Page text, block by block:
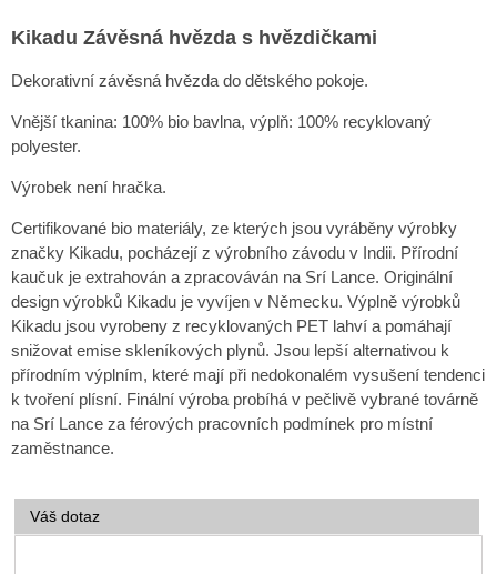
Kikadu Závěsná hvězda s hvězdičkami
Dekorativní závěsná hvězda do dětského pokoje.
Vnější tkanina: 100% bio bavlna, výplň: 100% recyklovaný
polyester.
Výrobek není hračka.
Certifikované bio materiály, ze kterých jsou vyráběny výrobky
značky Kikadu, pocházejí z výrobního závodu v Indii. Přírodní
kaučuk je extrahován a zpracováván na Srí Lance. Originální
design výrobků Kikadu je vyvíjen v Německu. Výplně výrobků
Kikadu jsou vyrobeny z recyklovaných PET lahví a pomáhají
snižovat emise skleníkových plynů. Jsou lepší alternativou k
přírodním výplním, které mají při nedokonalém vysušení tendenci
k tvoření plísní. Finální výroba probíhá v pečlivě vybrané továrně
na Srí Lance za férových pracovních podmínek pro místní
zaměstnance.
Váš dotaz